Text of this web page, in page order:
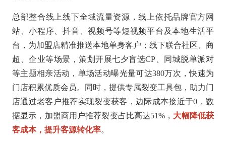
总部整合线上线下全域流量资源，线上依托品牌官方网
站、小程序、抖音、视频号等短视频平台及本地生活平
台，为加盟店精准推送本地单身客户；线下联合社区、商
超、企业等场景，策划开展七夕盲选CP、同城脱单派对
等主题相亲活动，单场活动曝光量可达380万次，快速为
门店积累优质会员。同时，提供专属裂变工具包，助力门
店通过老客户推荐实现裂变获客，边际成本接近于0，数
据显示，加盟商用户推荐裂变占比高达51%， 大幅降低获
客成本，提升客源转化率。